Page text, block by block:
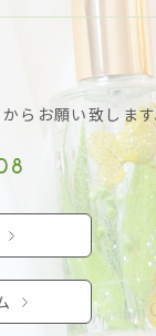
らお願い致しま